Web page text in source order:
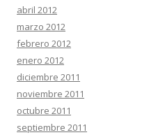
abril 2012
marzo 2012
febrero 2012
enero 2012
diciembre 2011
noviembre 2011
octubre 2011
septiembre 2011